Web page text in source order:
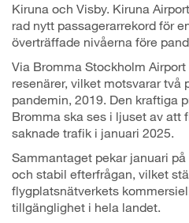
Kiruna och Visby. Kiruna
rad nytt passagerarrekord för
överträffade nivåerna före
Via Bromma Stockholm
resenärer, vilket motsvarar två
pandemin, 2019. Den kraftiga
Bromma ska ses i ljuset av att
saknade trafik i januari 2025.
Sammantaget pekar januari
och stabil efterfrågan, vilket
flygplatsnätverkets
tillgänglighet i hela landet.